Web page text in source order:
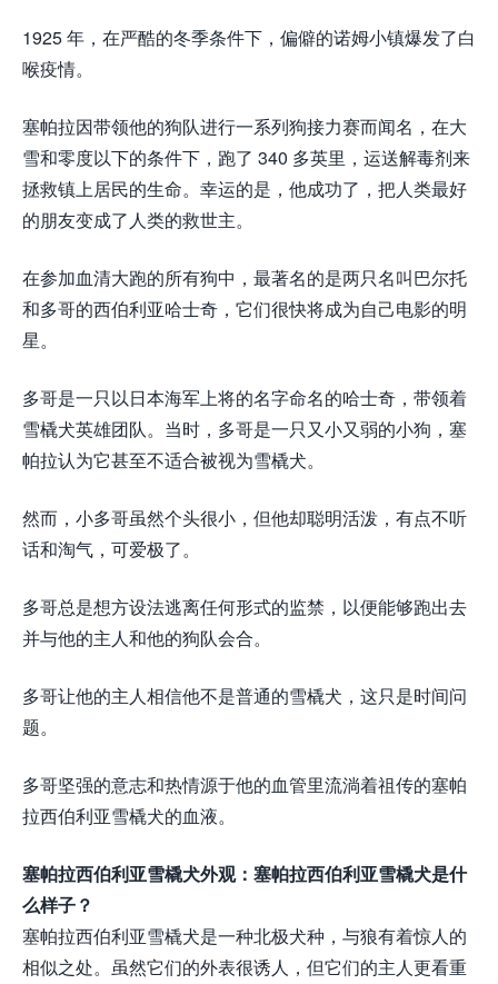
1925 年，在严酷的冬季条件下，偏僻的诺姆小镇爆发了白
喉疫情。
塞帕拉因带领他的狗队进行一系列狗接力赛而闻名，在大
雪和零度以下的条件下，跑了 340 多英里，运送解毒剂来
拯救镇上居民的生命。幸运的是，他成功了，把人类最好
的朋友变成了人类的救世主。
在参加血清大跑的所有狗中，最著名的是两只名叫巴尔托
和多哥的西伯利亚哈士奇，它们很快将成为自己电影的明
星。
多哥是一只以日本海军上将的名字命名的哈士奇，带领着
雪橇犬英雄团队。当时，多哥是一只又小又弱的小狗，塞
帕拉认为它甚至不适合被视为雪橇犬。
然而，小多哥虽然个​​头很小，但他却聪明活泼，有点不听
话和淘气，可爱极了。
多哥总是想方设法逃离任何形式的监禁，以便能够跑出去
并与他的主人和他的狗队会合。
多哥让他的主人相信他不是普通的雪橇犬，这只是时间问
题。
多哥坚强的意志和热情源于他的血管里流淌着祖传的塞帕
拉西伯利亚雪橇犬的血液。
塞帕拉西伯利亚雪橇犬外观：塞帕拉西伯利亚雪橇犬是什
么样子？
塞帕拉西伯利亚雪橇犬是一种北极犬种，与狼有着惊人的
相似之处。虽然它们的外表很诱人，但它们的主人更看重